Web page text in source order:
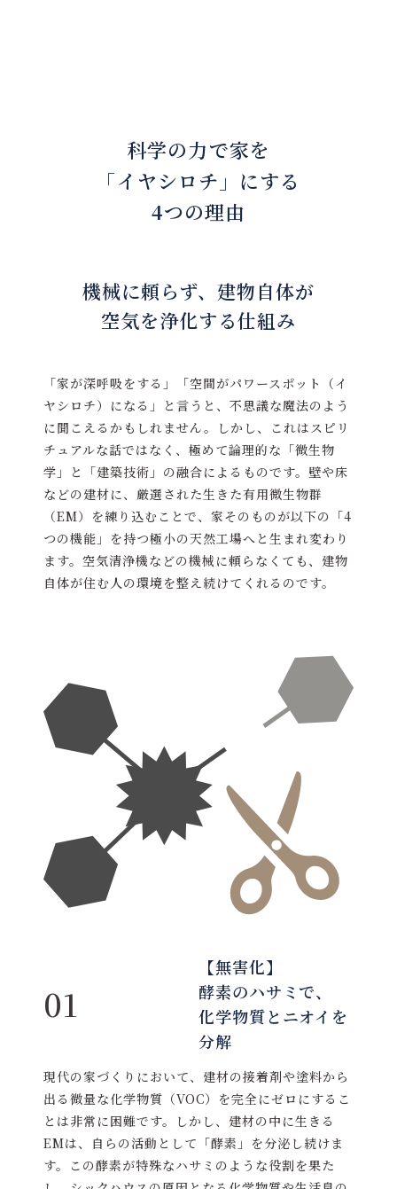
科学の力で家を
「イヤシロチ」にする
4つの理由
機械に頼らず、建物自体が
空気を浄化する仕組み
「家が深呼吸をする」「空間がパワースポット（イ
ヤシロチ）になる」と言うと、不思議な魔法のよう
に聞こえるかもしれません。しかし、これはスピリ
チュアルな話ではなく、極めて論理的な「微生物
学」と「建築技術」の融合によるものです。壁や床
などの建材に、厳選された生きた有用微生物群
（EM）を練り込むことで、家そのものが以下の「4
つの機能」を持つ極小の天然工場へと生まれ変わり
ます。空気清浄機などの機械に頼らなくても、建物
自体が住む人の環境を整え続けてくれるのです。
01
【無害化】
酵素のハサミで、
化学物質とニオイを
分解
現代の家づくりにおいて、建材の接着剤や塗料から
出る微量な化学物質（VOC）を完全にゼロにするこ
とは非常に困難です。しかし、建材の中に生きる
EMは、自らの活動として「酵素」を分泌し続けま
す。この酵素が特殊なハサミのような役割を果た